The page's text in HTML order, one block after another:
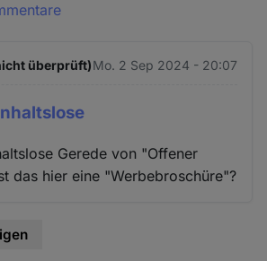
überprüft)Mo. 2 Sep 2024 - 20:07
Gerede von "Offener
das hier eine "Werbebroschüre"?